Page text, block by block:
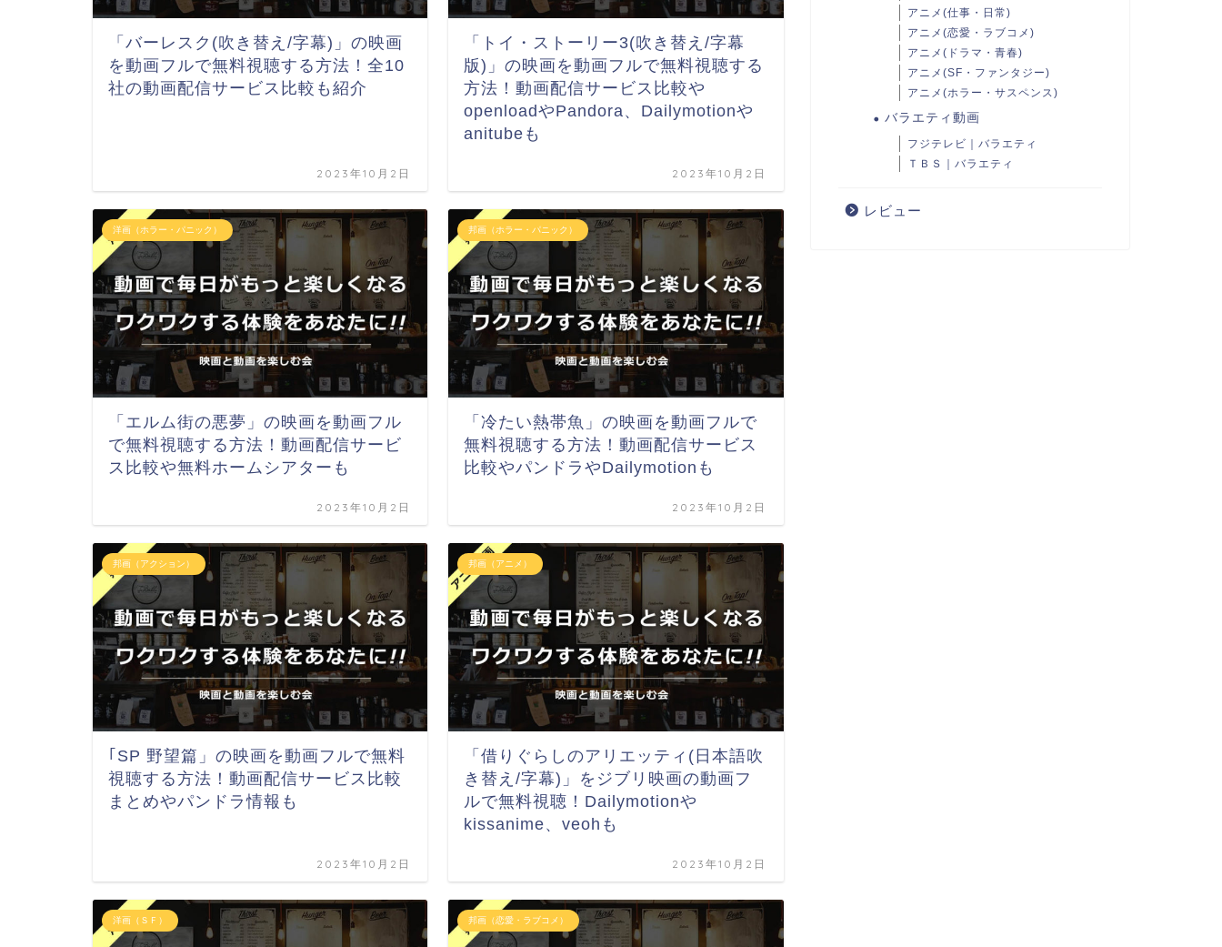
「バーレスク(吹き替え/字幕)」の映画
を動画フルで無料視聴する方法！全10
社の動画配信サービス比較も紹介
2023年10月2日
「トイ・ストーリー3(吹き替え/字幕
版)」の映画を動画フルで無料視聴する
方法！動画配信サービス比較や
openloadやPandora、Dailymotionや
anitubeも
2023年10月2日
洋画（ホラー・パニック）
「エルム街の悪夢」の映画を動画フル
で無料視聴する方法！動画配信サービ
ス比較や無料ホームシアターも
2023年10月2日
邦画（ホラー・パニック）
「冷たい熱帯魚」の映画を動画フルで
無料視聴する方法！動画配信サービス
比較やパンドラやDailymotionも
2023年10月2日
邦画（アクション）
｢SP 野望篇」の映画を動画フルで無料
視聴する方法！動画配信サービス比較
まとめやパンドラ情報も
2023年10月2日
邦画（アニメ）
「借りぐらしのアリエッティ(日本語吹
き替え/字幕)」をジブリ映画の動画フ
ルで無料視聴！Dailymotionや
kissanime、veohも
2023年10月2日
洋画（ＳＦ） 邦画（恋愛・ラブコメ）
アニメ(仕事・日常)
アニメ(恋愛・ラブコメ)
アニメ(ドラマ・青春)
アニメ(SF・ファンタジー)
アニメ(ホラー・サスペンス)
バラエティ動画
フジテレビ｜バラエティ
ＴＢＳ｜バラエティ
レビュー